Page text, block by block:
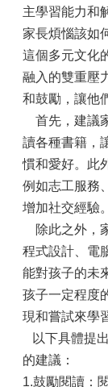
主學習能力和
家長煩惱該如
這個多元文化
融入的雙重壓
和鼓勵，讓他
首先，建議
讀各種書籍，
慣和愛好。此
例如志工服務
增加社交經驗。
除此之外，
程式設計、電
能對孩子的未
孩子一定程度
現和嘗試來學
以下具體提
的建議：
1.鼓勵閱讀：